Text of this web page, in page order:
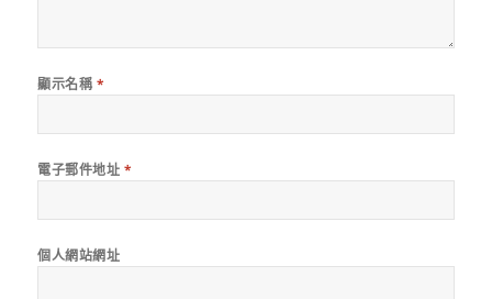
顯示名稱 *
電子郵件地址 *
個人網站網址